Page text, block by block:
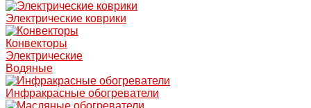
Электрические коврики
Конвекторы
Электрические
Водяные
Инфракрасные обогреватели